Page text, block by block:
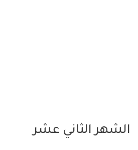
الشهر الثاني عشر